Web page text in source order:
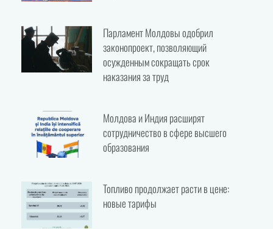
Парламент Молдовы одобрил
законопроект, позволяющий
осужденным сокращать срок
наказания за труд
Молдова и Индия расширят
сотрудничество в сфере высшего
образования
Топливо продолжает расти в цене:
новые тарифы